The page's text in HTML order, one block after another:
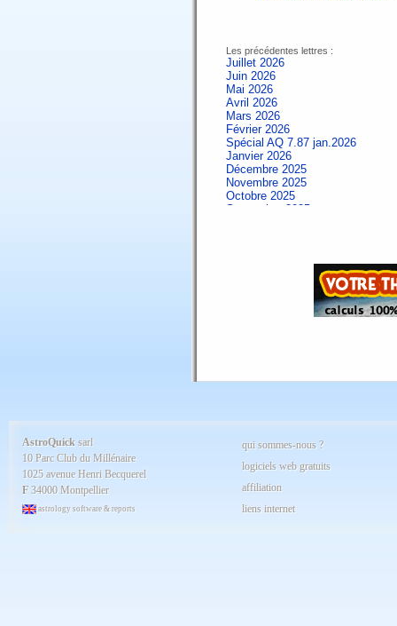
Les précédentes lettres :
Juillet 2026
Juin 2026
Mai 2026
Avril 2026
Mars 2026
Février 2026
Spécial AQ 7.87 jan.2026
Janvier 2026
Décembre 2025
Novembre 2025
Octobre 2025
Septembre 2025
Spécial AQ 7.84 jan.2025
Septembre 2024
Avril 2024
Mars 2024
Février 2024
Janvier 2024
Décembre 2023
Novembre 2023
AstroQuick sarl
10 Parc Club du Millénaire
1025 avenue Henri Becquerel
F34000 Montpellier
astrology software & reports
qui sommes-nous ?
logiciels web gratuits
affiliation
liens internet